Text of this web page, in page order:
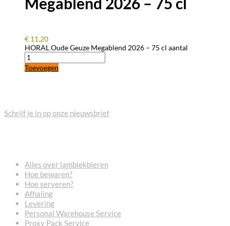
€ 11,20
HORAL Oude Geuze Megablend 2026 – 75 cl aantal
Toevoegen
Schrijf je in op onze nieuwsbrief
Alles over lambiekbieren
Hoe bewaren?
Hoe serveren?
Afhaling
Levering
Personal Warehouse Service
Proxy Pack Service